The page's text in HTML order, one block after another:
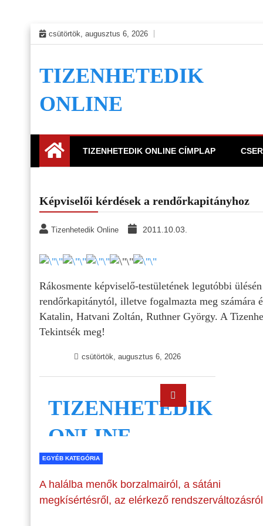
Skip
to
csütörtök, augusztus 6, 2026
TIZENHETEDIK
ONLINE
TIZENHETEDIK ONLINE CÍMPLAP
Képviselői kérdések a rendőrkapitányhoz
Tizenhetedik Online 2011.10.03.
Rákosmente képviselő-testületének legutóbbi
rendőrkapitánytól, illetve fogalmazta meg számára
Katalin, Hatvani Zoltán, Ruthner György. A
Tekintsék meg!
EGYÉB KATEGÓRIA
A halálba menők borzalmairól, a sátáni
megkísértésről, az elérkező rendszerváltozásról